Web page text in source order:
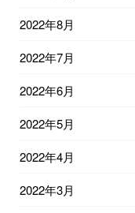
2022年8月
2022年7月
2022年6月
2022年5月
2022年4月
2022年3月